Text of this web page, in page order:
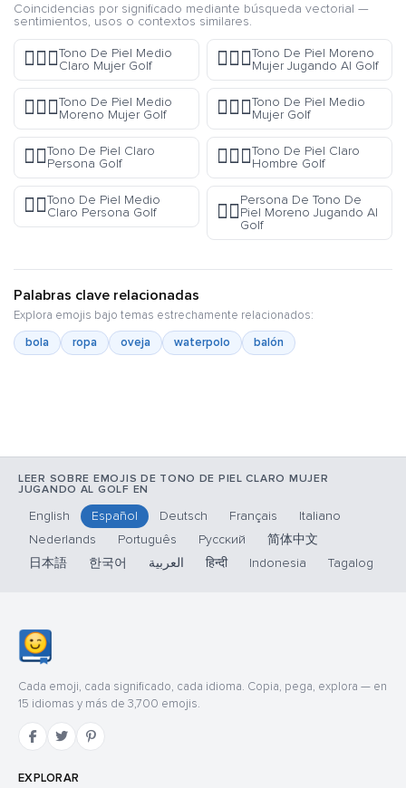
Coincidencias por significado mediante búsqueda vectorial —
sentimientos, usos o contextos similares.
🏌🏼‍♀️Tono De Piel Medio
Claro Mujer Golf
🏌🏿‍♀️Tono De Piel Moreno
Mujer Jugando Al Golf
🏌🏾‍♀️Tono De Piel Medio
Moreno Mujer Golf
🏌🏽‍♀️Tono De Piel Medio
Mujer Golf
🏌🏻Tono De Piel Claro
Persona Golf
🏌🏻‍♂️Tono De Piel Claro
Hombre Golf
🏌🏼Tono De Piel Medio
Claro Persona Golf
🏌🏿
Persona De Tono De
Piel Moreno Jugando Al
Golf
Palabras clave relacionadas
Explora emojis bajo temas estrechamente relacionados:
bola
ropa oveja waterpolo balón
LEER SOBRE EMOJIS DE TONO DE PIEL CLARO MUJER
JUGANDO AL GOLF EN
English Español Deutsch Français
Italiano
Nederlands
Português Русский
简体中文
日本語
한국어 العربية हिन्दी Indonesia Tagalog
Cada emoji, cada significado, cada idioma. Copia, pega, explora — en
15 idiomas y más de 3,700 emojis.
EXPLORAR